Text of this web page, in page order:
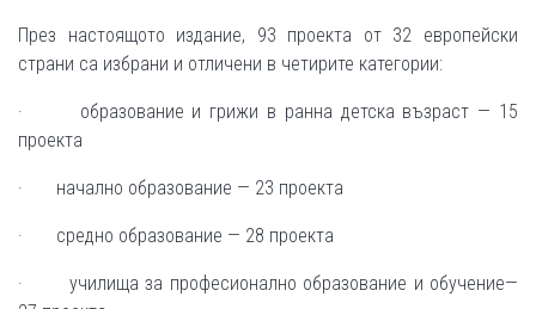
През настоящото издание, 93 проекта от 32 европейски
страни са избрани и отличени в четирите категории:
· образование и грижи в ранна детска възраст — 15
проекта
· начално образование — 23 проекта
· средно образование — 28 проекта
· училища за професионално образование и обучение—